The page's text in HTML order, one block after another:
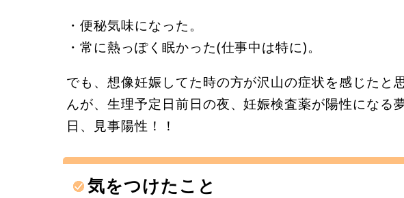
・便秘気味になった。
・常に熱っぽく眠かった(仕事中は特に)。
でも、想像妊娠してた時の方が沢山の症状を感じたと
んが、生理予定日前日の夜、妊娠検査薬が陽性になる
日、見事陽性！！
気をつけたこと